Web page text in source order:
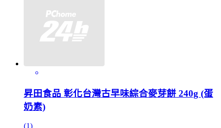
昇田食品 彰化台灣古早味綜合麥芽餅 240g (蛋
奶素)
(1)